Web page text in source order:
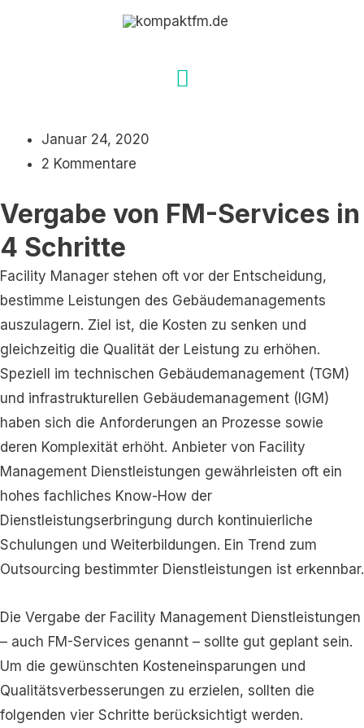
Hauptmenü
Januar 24, 2020
2 Kommentare
Vergabe von FM-Services in
4 Schritte
Facility Manager stehen oft vor der Entscheidung,
bestimme Leistungen des Gebäudemanagements
auszulagern. Ziel ist, die Kosten zu senken und
gleichzeitig die Qualität der Leistung zu erhöhen.
Speziell im technischen Gebäudemanagement (TGM)
und infrastrukturellen Gebäudemanagement (IGM)
haben sich die Anforderungen an Prozesse sowie
deren Komplexität erhöht. Anbieter von Facility
Management Dienstleistungen gewährleisten oft ein
hohes fachliches Know-How der
Dienstleistungserbringung durch kontinuierliche
Schulungen und Weiterbildungen. Ein Trend zum
Outsourcing bestimmter Dienstleistungen ist erkennbar.
Die Vergabe der Facility Management Dienstleistungen
– auch FM-Services genannt – sollte gut geplant sein.
Um die gewünschten Kosteneinsparungen und
Qualitätsverbesserungen zu erzielen, sollten die
folgenden vier Schritte berücksichtigt werden.